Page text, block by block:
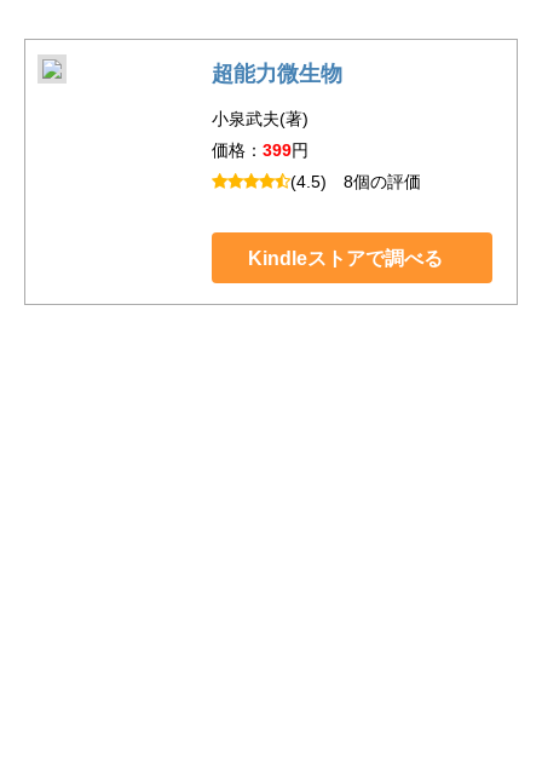
超能力微生物
小泉武夫(著)
価格： 399円
(4.5) 8個の評価
Kindleストアで調べる